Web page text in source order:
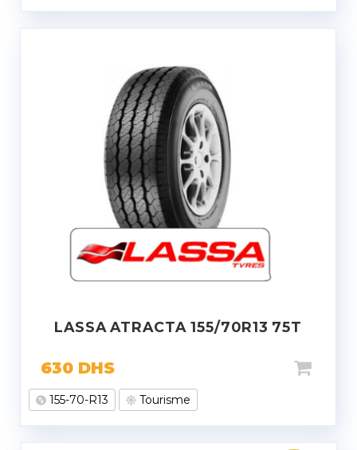
LASSA ATRACTA 155/70R13 75T
630 DHS
155-70-R13 Tourisme